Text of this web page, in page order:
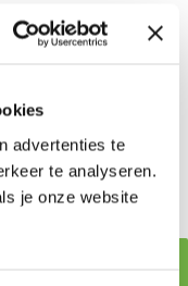
advertenties te
te analyseren.
je onze website
voorwaarden
dagen dat de auto
de verzekering